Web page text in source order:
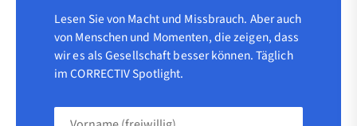
Lesen Sie von Macht und Missbrauch. Aber auch
von Menschen und Momenten, die zeigen, dass
wir es als Gesellschaft besser können. Täglich
im CORRECTIV Spotlight.
Vorname